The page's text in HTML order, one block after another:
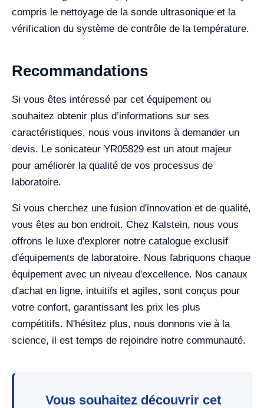
compris le nettoyage de la sonde ultrasonique et la
vérification du système de contrôle de la température.
Recommandations
Si vous êtes intéressé par cet équipement ou
souhaitez obtenir plus d’informations sur ses
caractéristiques, nous vous invitons à demander un
devis. Le sonicateur YR05829 est un atout majeur
pour améliorer la qualité de vos processus de
laboratoire.
Si vous cherchez une fusion d'innovation et de qualité,
vous êtes au bon endroit. Chez Kalstein, nous vous
offrons le luxe d'explorer notre catalogue exclusif
d'équipements de laboratoire. Nous fabriquons chaque
équipement avec un niveau d'excellence. Nos canaux
d'achat en ligne, intuitifs et agiles, sont conçus pour
votre confort, garantissant les prix les plus
compétitifs. N'hésitez plus, nous donnons vie à la
science, il est temps de rejoindre notre communauté.
Vous souhaitez découvrir cet